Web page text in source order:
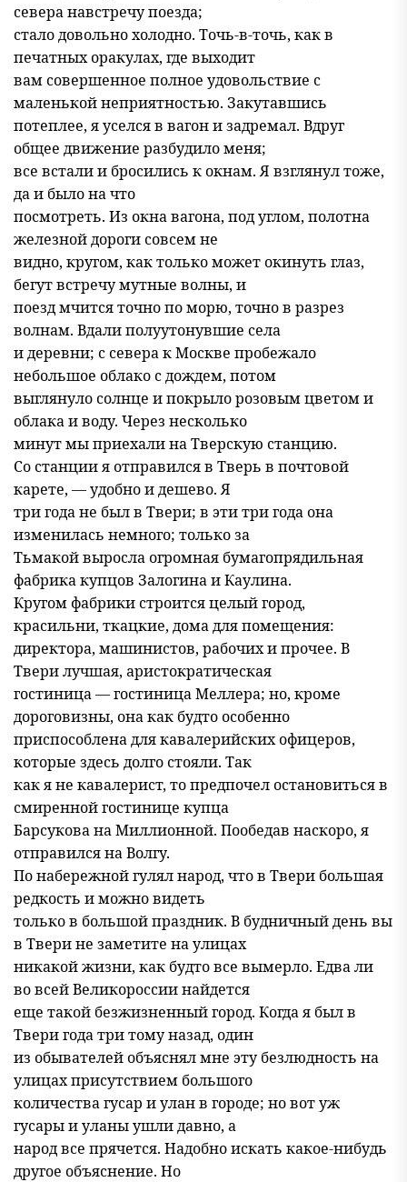
севера навстречу поезда;
стало довольно холодно. Точь-в-точь, как в
печатных оракулах, где выходит
вам совершенное полное удовольствие с
маленькой неприятностью. Закутавшись
потеплее, я уселся в вагон и задремал. Вдруг
общее движение разбудило меня;
все встали и бросились к окнам. Я взглянул тоже,
да и было на что
посмотреть. Из окна вагона, под углом, полотна
железной дороги совсем не
видно, кругом, как только может окинуть глаз,
бегут встречу мутные волны, и
поезд мчится точно по морю, точно в разрез
волнам. Вдали полуутонувшие села
и деревни; с севера к Москве пробежало
небольшое облако с дождем, потом
выглянуло солнце и покрыло розовым цветом и
облака и воду. Через несколько
минут мы приехали на Тверскую станцию.
Со станции я отправился в Тверь в почтовой
карете, — удобно и дешево. Я
три года не был в Твери; в эти три года она
изменилась немного; только за
Тьмакой выросла огромная бумагопрядильная
фабрика купцов Залогина и Каулина.
Кругом фабрики строится целый город,
красильни, ткацкие, дома для помещения:
директора, машинистов, рабочих и прочее. В
Твери лучшая, аристократическая
гостиница — гостиница Меллера; но, кроме
дороговизны, она как будто особенно
приспособлена для кавалерийских офицеров,
которые здесь долго стояли. Так
как я не кавалерист, то предпочел остановиться в
смиренной гостинице купца
Барсукова на Миллионной. Пообедав наскоро, я
отправился на Волгу.
По набережной гулял народ, что в Твери большая
редкость и можно видеть
только в большой праздник. В будничный день вы
в Твери не заметите на улицах
никакой жизни, как будто все вымерло. Едва ли
во всей Великороссии найдется
еще такой безжизненный город. Когда я был в
Твери года три тому назад, один
из обывателей объяснял мне эту безлюдность на
улицах присутствием большого
количества гусар и улан в городе; но вот уж
гусары и уланы ушли давно, а
народ все прячется. Надобно искать какое-нибудь
другое объяснение. Но